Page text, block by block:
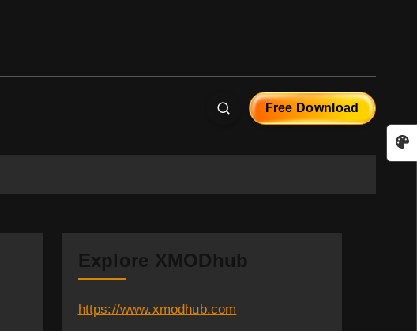
Free Download
Explore XMODhub
https://www.xmodhub.com